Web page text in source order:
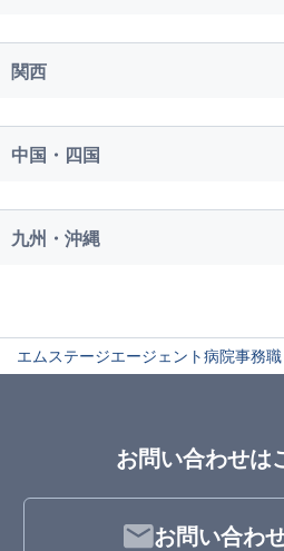
関西
中国・四国
九州・沖縄
エムステージエージェント病院事務職
お問い合わせは
お問い合わ